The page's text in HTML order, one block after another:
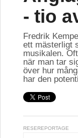
- tio
Fredrik
ett mästerligt
musikalen.
när man tar
över hur
har den
RESEREPORTAGE